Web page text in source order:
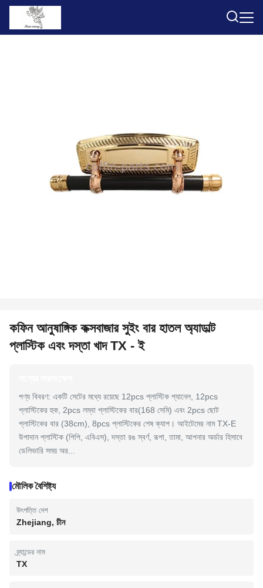
কফিন আনুষাঙ্গিক কক্সবাজার সুইং বার হাতল অ্যাডাল্ট
প্লাস্টিক এবং দস্তা খাদ TX - ই
পণ্য বিবরণ: একটি সেটের মধ্যে রয়েছে 12pcs প্লাস্টিক প্যানেল, 12pcs
প্লাস্টিকের হুক, 2pcs লম্বা প্লাস্টিকের বার(168 সেমি) এবং 2pcs ছোট
প্লাস্টিকের বার (38cm), 8pcs প্লাস্টিকের শেষ ক্যাপ। আইটেমের নাম TX-E
উপাদান প্লাস্টিক (পিপি, এবিএস), দস্তা রঙ স্বর্ণ, রূপা, তামা, আপনার অর্ডার হিসাবে
ডেলিভারি সময় অর...
মৌলিক বৈশিষ্ট্য
উৎপত্তি দেশ
Zhejiang, চীন
ব্র্যান্ডের নাম
TX